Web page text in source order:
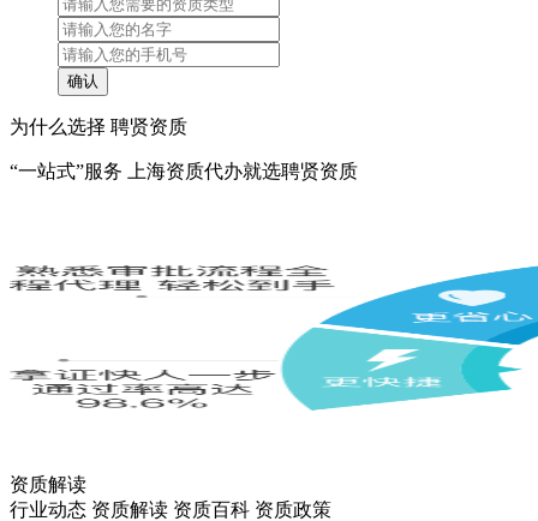
为什么选择 聘贤资质
“一站式”服务 上海资质代办就选聘贤资质
资质解读
行业动态 资质解读 资质百科 资质政策